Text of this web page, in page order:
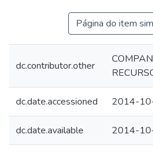
Página do item
dc.contributor.other
dc.date.accessioned 2014-
dc.date.available 2014-